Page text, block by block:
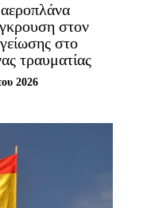
στον
στο
τραυματίας
2026